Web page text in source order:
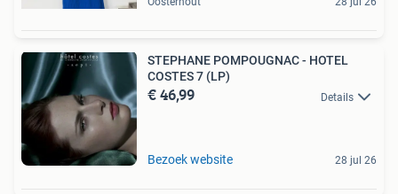
STEPHANE POMPOUGNAC - HOTEL
COSTES 7 (LP)
€ 46,99 Details
Bezoek website 28 jul 26